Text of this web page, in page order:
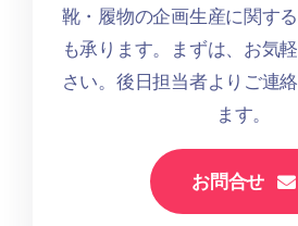
靴・履物の企画生産に関す
も承ります。まずは、お気
さい。後日担当者よりご連
ます。
お問合せ